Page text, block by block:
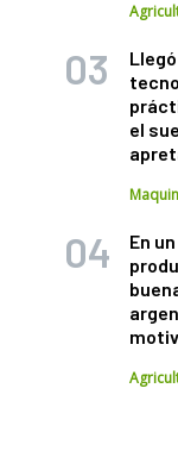
el
En